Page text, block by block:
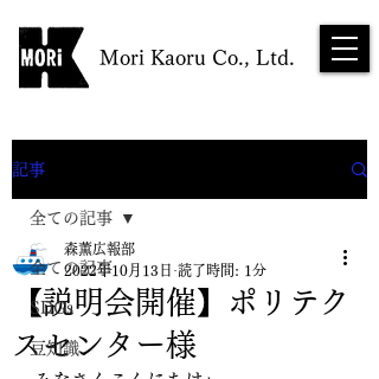
Mori Kaoru Co., Ltd.
NEWS
記事
全ての記事
SDGs
豆知識
全ての記事
【説明会開催】ポリテク
スセンター様
森薫広報部
2022年10月13日 読了時間: 1分